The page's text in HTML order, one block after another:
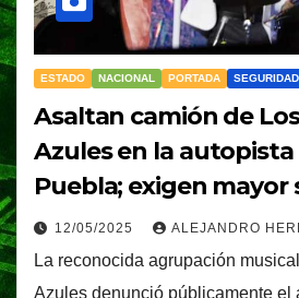
ESTADO NACIONAL PORTADA SEGURIDAD
Asaltan camión de
Azules en la autopista
Puebla; exigen mayor
12/05/2025 ALEJANDRO
La reconocida agrupación
Azules denunció públicamente el